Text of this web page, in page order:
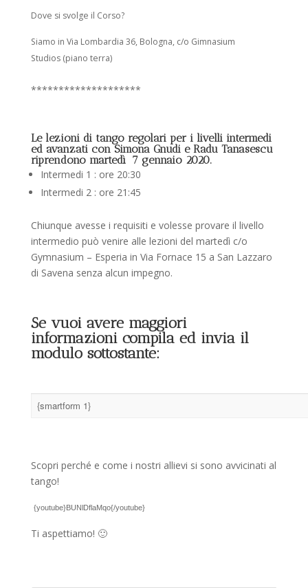
Dove si svolge il Corso?
Siamo in Via Lombardia 36, Bologna, c/o Gimnasium
Studios (piano terra)
********************
Le lezioni di tango regolari per i livelli intermedi
ed avanzati con Simona Gnudi e Radu Tanasescu
riprendono martedì 7 gennaio 2020.
Intermedi 1 : ore 20:30
Intermedi 2 : ore 21:45
Chiunque avesse i requisiti e volesse provare il livello
intermedio può venire alle lezioni del martedì c/o
Gymnasium – Esperia in Via Fornace 15 a San Lazzaro
di Savena senza alcun impegno.
Se vuoi avere maggiori
informazioni compila ed invia il
modulo sottostante:
{smartform 1}
Scopri perché e come i nostri allievi si sono avvicinati al
tango!
{youtube}BUNlDflaMqo{/youtube}
Ti aspettiamo! 🙂